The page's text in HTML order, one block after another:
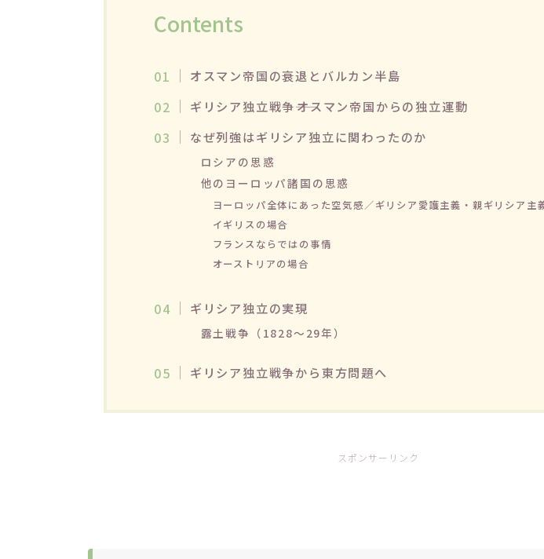
Contents
オスマン帝国の衰退とバルカン半島
ギリシア独立戦争――オスマン帝国からの独立運動
なぜ列強はギリシア独立に関わったのか
ロシアの思惑
他のヨーロッパ諸国の思惑
ヨーロッパ全体にあった空気感／ギリシア愛護主義・親ギリシア主
イギリスの場合
フランスならではの事情
オーストリアの場合
ギリシア独立の実現
露土戦争（1828～29年）
ギリシア独立戦争から東方問題へ
スポンサーリンク